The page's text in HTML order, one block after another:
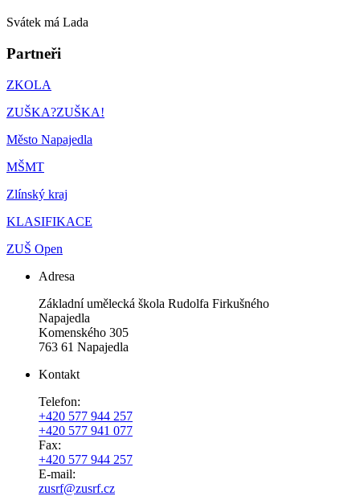
Svátek má Lada
Partneři
ZKOLA
ZUŠKA?ZUŠKA!
Město Napajedla
MŠMT
Zlínský kraj
KLASIFIKACE
ZUŠ Open
Adresa
Základní umělecká škola Rudolfa Firkušného
Napajedla
Komenského 305
763 61 Napajedla
Kontakt
Telefon:
+420 577 944 257
+420 577 941 077
Fax:
+420 577 944 257
E-mail:
zusrf@zusrf.cz